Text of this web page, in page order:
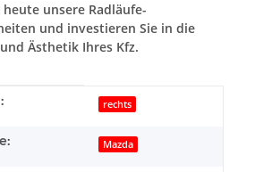
unsere Radläufe-
und investieren Sie in die
Ästhetik Ihres Kfz.
rechts
Mazda